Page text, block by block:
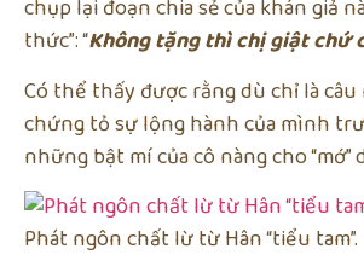
chụp lại đoạn chia sẻ của khán giả
thức”: “Không tặng thì chị giật chứ
Có thể thấy được rằng dù chỉ là
chứng tỏ sự lộng hành của mình
những bật mí của cô nàng cho
Phát ngôn chất lừ từ Hân “tiểu tam”.